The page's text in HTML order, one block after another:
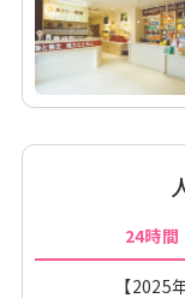
24時間
【2025